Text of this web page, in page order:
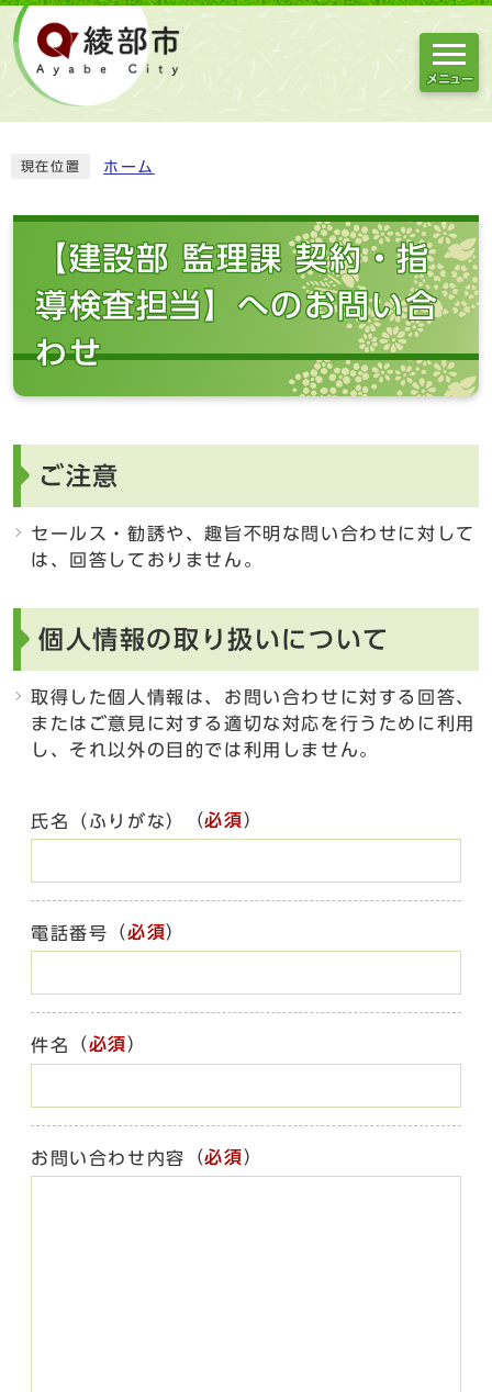
メニュー
現在位置 ホーム
【建設部 監理課 契約・指
導検査担当】へのお問い合
わせ
ご注意
セールス・勧誘や、趣旨不明な問い合わせに対して
は、回答しておりません。
個人情報の取り扱いについて
取得した個人情報は、お問い合わせに対する回答、
またはご意見に対する適切な対応を行うために利用
し、それ以外の目的では利用しません。
氏名（ふりがな） （必須）
電話番号 （必須）
件名 （必須）
お問い合わせ内容 （必須）